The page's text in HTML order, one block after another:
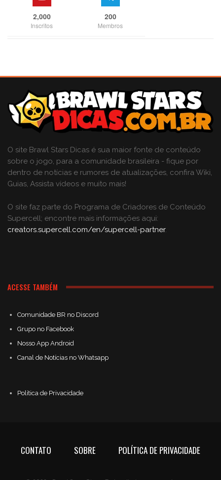
2,000
Inscritos
200
Membros
O site Brawl Stars Dicas é sua maior fonte de conteúdo
sobre o jogo, para a comunidade brasileira - fique por
dentro de notícias e rumores de atualizações, confira Wiki,
Guias, Assista vídeos e muito mais!
O site faz parte do Programa de Criadores de Conteúdo
Supercell; encontre mais informações aqui:
creators.supercell.com/en/supercell-partner.
ACESSE TAMBÉM
Comunidade BR no Discord
Grupo no Facebook
Nosso App Android
Canal de Notícias no Whatsapp
Política de Privacidade
CONTATO SOBRE POLÍTICA DE PRIVACIDADE